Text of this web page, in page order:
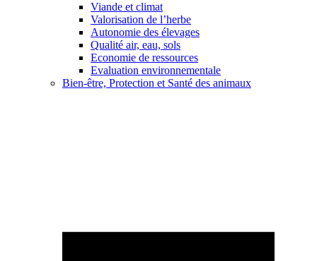
Viande et climat
Valorisation de l’herbe
Autonomie des élevages
Qualité air, eau, sols
Economie de ressources
Evaluation environnementale
Bien-être, Protection et Santé des animaux